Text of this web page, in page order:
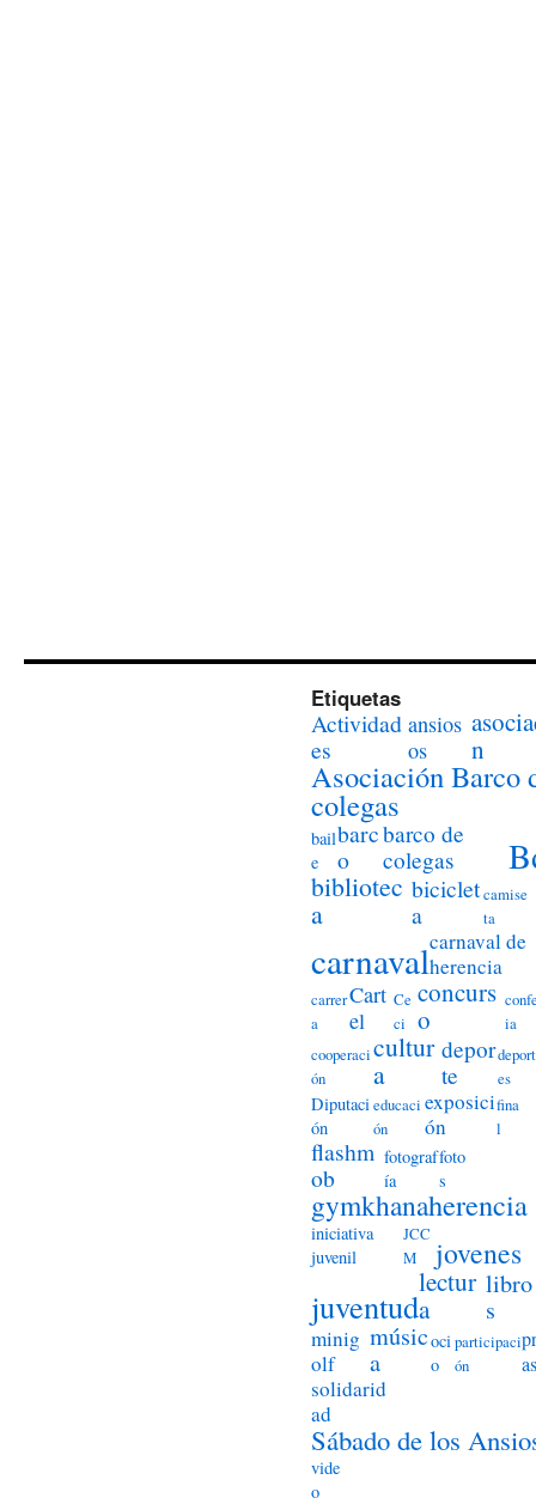
Etiquetas
Actividad
es
ansios
os
n
Asociación Barco
colegas
bail
e
barc
o
barco de
colegas
bibliotec
a
biciclet
a
camise
ta
carnavalcarnaval de
herencia
carrer
a
Cart
el
Ce
ci
concurs
o
ia
cooperaci
ón
cultur
a
depor
te
deport
es
Diputaci
ón
educaci
ón
exposici
ón
fina
l
flashm
ob
fotograf
ía
foto
s
gymkhanaherencia
iniciativa
juvenil
JCC
M
jovenes
juventud
lectur
a
libro
s
minig
olf
músic
a
oci
o
participaci
ón
as
solidarid
ad
Sábado de los
vide
o